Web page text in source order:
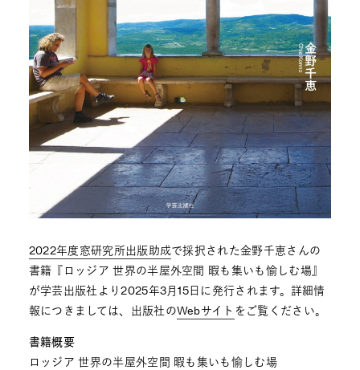
2022年度窓研究所出版助成で採択された金野千恵さんの
書籍『ロッジア 世界の半屋外空間 暇も集いも愉しむ場』
が学芸出版社より2025年3月15日に発行されます。詳細情
報につきましては、出版社のWebサイト をご覧ください。
書籍概要
ロッジア 世界の半屋外空間 暇も集いも愉しむ場